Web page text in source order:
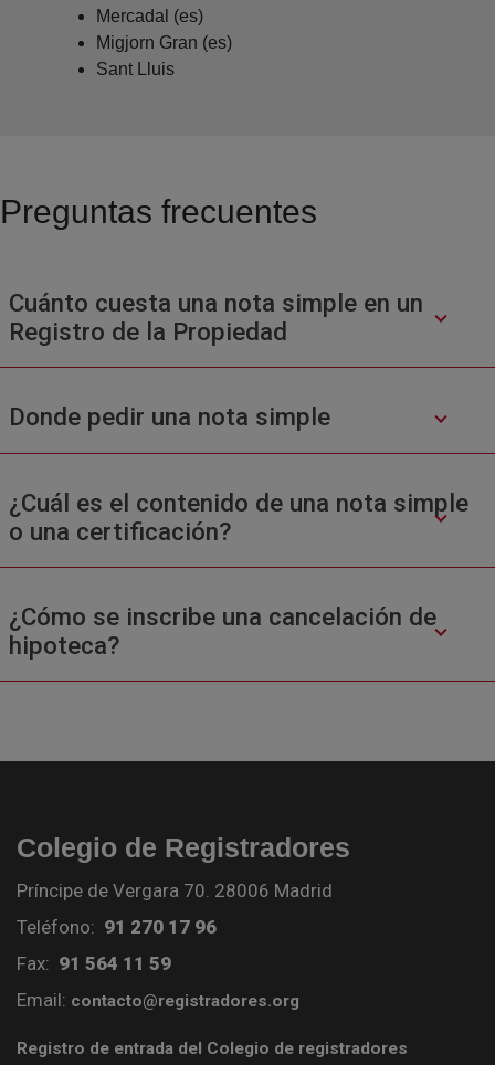
Mercadal (es)
Migjorn Gran (es)
Sant Lluis
Preguntas frecuentes
Cuánto cuesta una nota simple en un
Registro de la Propiedad
Donde pedir una nota simple
¿Cuál es el contenido de una nota simple
o una certificación?
¿Cómo se inscribe una cancelación de
hipoteca?
Colegio de Registradores
Príncipe de Vergara 70. 28006 Madrid
Teléfono: 91 270 17 96
Fax: 91 564 11 59
Email: contacto@registradores.org
Registro de entrada del Colegio de registradores